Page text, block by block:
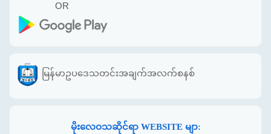
OR
မြန်မာဥပဒေသတင်းအချက်အလက်စနစ်
မိုးလေဝသဆိုင်ရာ WEBSITE မျာ: